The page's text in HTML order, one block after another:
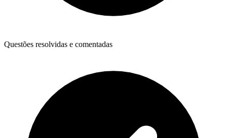
Questões resolvidas e comentadas